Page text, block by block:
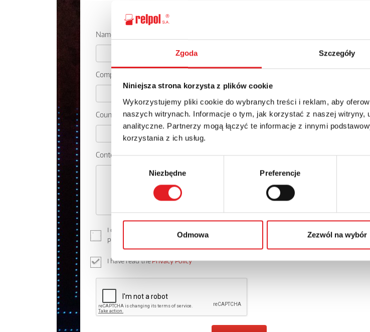
Zgoda Szczegóły
Niniejsza strona korzysta z plików cookie
Wykorzystujemy pliki cookie do wybranych treści i reklam, aby
naszych witrynach. Informacje o tym, jak korzystać z naszej witryny,
analityczne. Partnerzy mogą łączyć te informacje z innymi
korzystania z ich usług.
Niezbędne Preferencje
Odmowa Zezwól na wybór
Ask for the details of the offer
Name: *
Company:
Country:
Contents: *
I consent to the processing of my personal data by Relpol S.A. More information on the
processing of personal data in thePrivacy Policy
I have read thePrivacy Policy*